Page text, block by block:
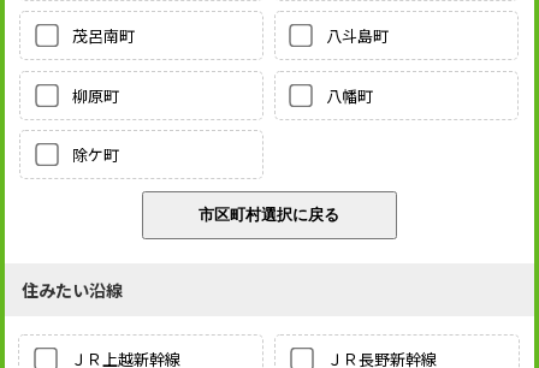
茂呂南町 八斗島町
柳原町 八幡町
除ケ町
住みたい沿線
ＪＲ上越新幹線 ＪＲ長野新幹線